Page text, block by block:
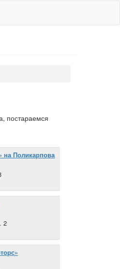
постараемся
на Поликарпова
2